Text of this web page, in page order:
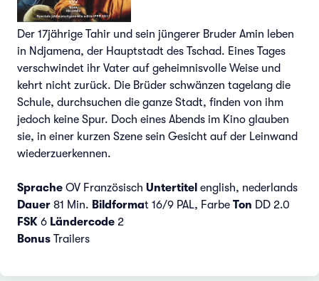
Der 17jährige Tahir und sein jüngerer Bruder Amin leben
in Ndjamena, der Hauptstadt des Tschad. Eines Tages
verschwindet ihr Vater auf geheimnisvolle Weise und
kehrt nicht zurück. Die Brüder schwänzen tagelang die
Schule, durchsuchen die ganze Stadt, finden von ihm
jedoch keine Spur. Doch eines Abends im Kino glauben
sie, in einer kurzen Szene sein Gesicht auf der Leinwand
wiederzuerkennen.
Sprache OV Französisch Untertitel english, nederlands
Dauer 81 Min. Bildformat 16/9 PAL, Farbe Ton DD 2.0
FSK 6 Ländercode 2
Bonus Trailers